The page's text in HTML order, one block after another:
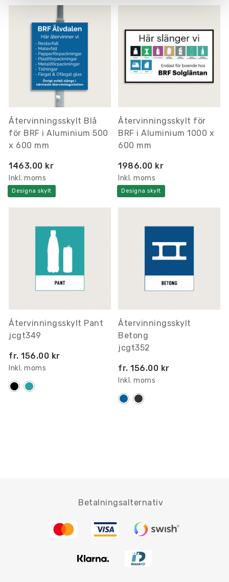
Återvinningsskylt Blå
för BRF i Aluminium 500
x 600 mm
1463.00 kr
Inkl. moms
Designa skylt
Återvinningsskylt för
BRF i Aluminium 1000 x
600 mm
1986.00 kr
Inkl. moms
Designa skylt
Återvinningsskylt Pant
jcgt349
fr. 156.00 kr
Inkl. moms
Återvinningsskylt
Betong
jcgt352
fr. 156.00 kr
Inkl. moms
Betalningsalternativ